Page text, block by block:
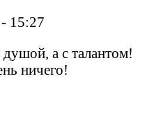
15:27
а с талантом!
ничего!